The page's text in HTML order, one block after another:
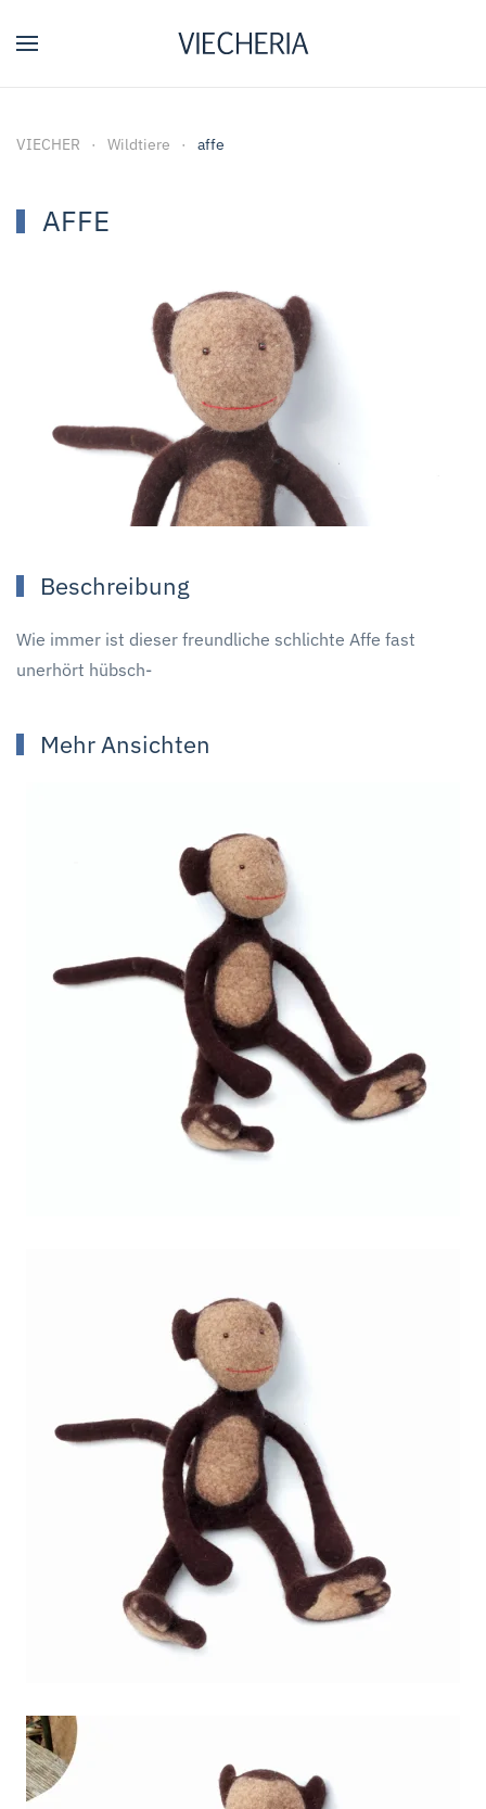
VIECHER Wildtiere affe
AFFE
Beschreibung
Wie immer ist dieser freundliche schlichte Affe fast
unerhört hübsch-
Mehr Ansichten